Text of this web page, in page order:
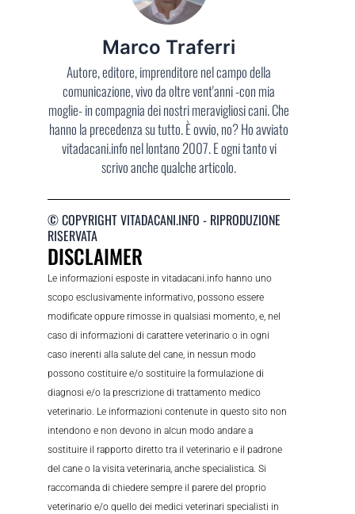
Marco Traferri
Autore, editore, imprenditore nel campo della
comunicazione, vivo da oltre vent'anni -con mia
moglie- in compagnia dei nostri meravigliosi cani. Che
hanno la precedenza su tutto. È ovvio, no? Ho avviato
vitadacani.info nel lontano 2007. E ogni tanto vi
scrivo anche qualche articolo.
© COPYRIGHT VITADACANI.INFO - RIPRODUZIONE
RISERVATA
DISCLAIMER
Le informazioni esposte in vitadacani.info hanno uno
scopo esclusivamente informativo, possono essere
modificate oppure rimosse in qualsiasi momento, e, nel
caso di informazioni di carattere veterinario o in ogni
caso inerenti alla salute del cane, in nessun modo
possono costituire e/o sostituire la formulazione di
diagnosi e/o la prescrizione di trattamento medico
veterinario. Le informazioni contenute in questo sito non
intendono e non devono in alcun modo andare a
sostituire il rapporto diretto tra il veterinario e il padrone
del cane o la visita veterinaria, anche specialistica. Si
raccomanda di chiedere sempre il parere del proprio
veterinario e/o quello dei medici veterinari specialisti in